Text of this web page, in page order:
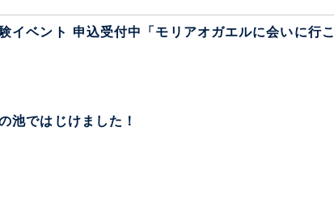
イベント 申込受付中「モリアオガエルに会いに行こ
池ではじけました！